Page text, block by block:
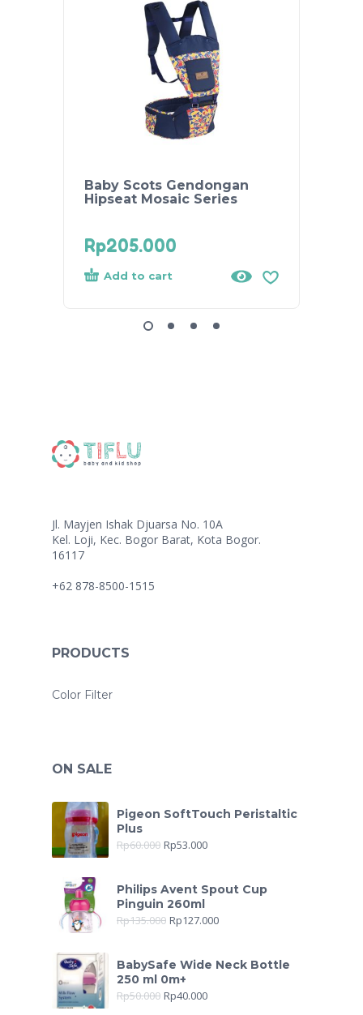
Baby Scots Gendongan
Hipseat Mosaic Series
Rp205.000
Add to cart
Jl. Mayjen Ishak Djuarsa No. 10A
Kel. Loji, Kec. Bogor Barat, Kota Bogor.
16117
+62 878-8500-1515
PRODUCTS
Color Filter
ON SALE
Pigeon SoftTouch Peristaltic
Plus
Rp60.000 Rp53.000
Philips Avent Spout Cup
Pinguin 260ml
Rp135.000 Rp127.000
BabySafe Wide Neck Bottle
250 ml 0m+
Rp50.000 Rp40.000